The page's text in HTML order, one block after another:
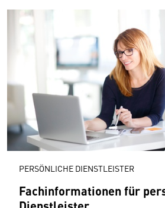
PERSÖNLICHE DIENSTLEISTER
Fachinformationen für